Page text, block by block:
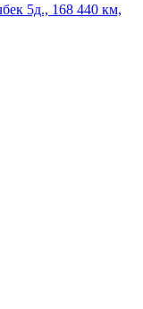
5д., 168 440 км,